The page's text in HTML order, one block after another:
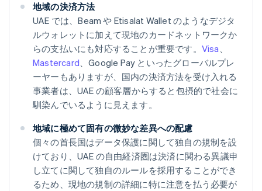
地域の決済方法
UAE では、Beam や Etisalat Wallet のようなデジタ
ルウォレットに加えて現地のカードネットワークか
らの支払いにも対応することが重要です。 Visa、
Mastercard、Google Pay といったグローバルプレ
ーヤーもありますが、国内の決済方法を受け入れる
事業者は、UAE の顧客層からすると包摂的で社会に
馴染んでいるように見えます。
地域に極めて固有の微妙な差異への配慮
個々の首長国はデータ保護に関して独自の規制を設
けており、UAE の自由経済圏は決済に関わる異議申
し立てに関して独自のルールを採用することができ
るため、現地の規制の詳細に特に注意を払う必要が